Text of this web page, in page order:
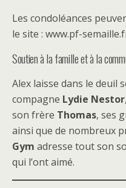
Les condoléances
le site : www.pf-
Soutien à la famille et à la
Alex laisse dans le deuil
compagne Lydie Nestor
son frère Thomas, ses
ainsi que de nombreux
Gym adresse tout son
qui l’ont aimé.